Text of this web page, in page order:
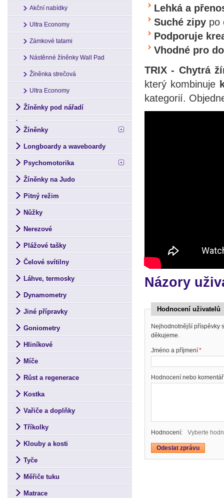
Lehká a
Suché zipy po
Podporuje
Vhodné pro
TRIX - Chytrá
který kombinuje
kategorií.
Názory
Hodnocení uživatelů
Nejhodnotnější příspěvky
děkujeme.
Jméno a příjmení*
Hodnocení nebo komentář
Hodnocení: Vyberte
Akční nabídky
Ultra Economy
Zámkové tatami
Nástěnné žíněnky Wall Pad
Žíněnka strečová
Ultra Economy
Žíněnky pod nářadí
Žíněnky
Longboardy a waveboardy
Psychomotorika
Žíněnky na Judo
Pitný režim
Nůžky
Nerezové
Plážové tašky
Čelové svítilny
Láhve, termosky
Dynamometry
Jiné přípravky
Goniometry
Hliníkové
Míče
Růst a regenerace
Kostka
Vařiče a doplňky
Tříkolky
Klouby a kosti
Tyče
Měřiče tuku
Matrace